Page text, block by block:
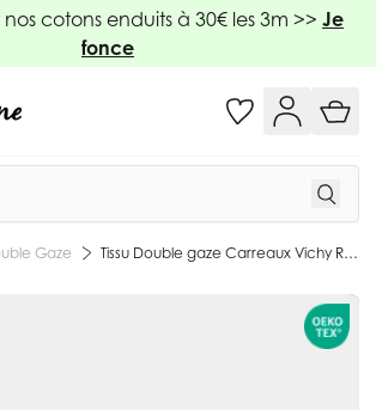
cotons enduits à 30€ les 3m >> Je
fonce
Gaze Tissu Double gaze Carreaux Vichy Rose - Par 10 cm